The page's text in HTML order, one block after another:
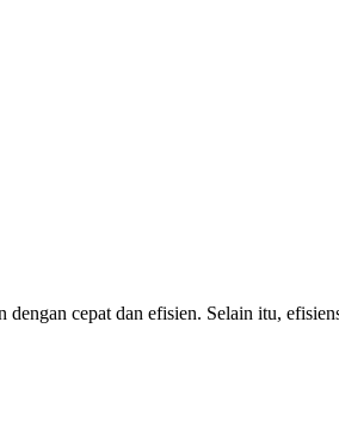
cepat dan efisien. Selain itu,